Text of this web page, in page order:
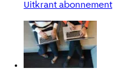
Uitkrant abonnement